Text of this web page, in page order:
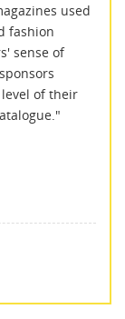
used
fashion
sense of
of their